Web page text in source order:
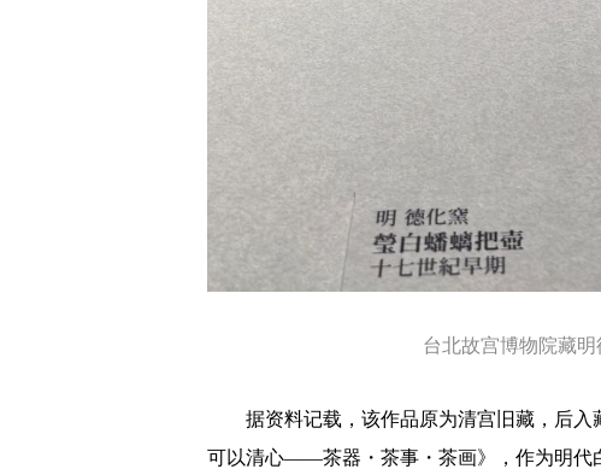
台北故宫博物院藏
据资料记载，该作品原为清宫旧藏，后入
可以清心——茶器・茶事・茶画》，作为明代